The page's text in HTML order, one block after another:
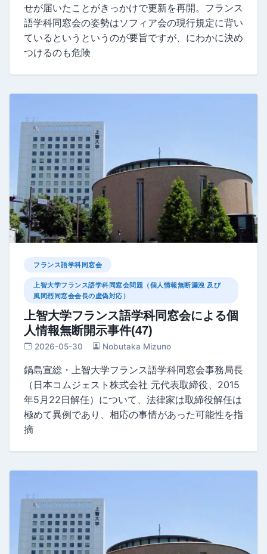
せが届いたことがきっかけで更新を再開。フランス
語学科同窓会の姿勢はソフィア会の現行規定に背い
ているというというのが要旨ですが、にわかに決め
つけるのも危険
フランス語学科同窓会
上智大学フランス語学科同窓会問題（個人情報無断漏洩 及び
風間烈同窓会会長の虚偽対応）
上智大学フランス語学科同窓会による個
人情報無断開示事件(47)
2026-05-30 Nobutaka Mizuno
鍋島宣総・上智大学フランス語学科同窓会事務局長
（日本コムジェスト株式会社 元代表取締役、2015
年5月22日解任）について、法律家は取締役解任は
極めて異例であり、相応の事情があった可能性を指
摘